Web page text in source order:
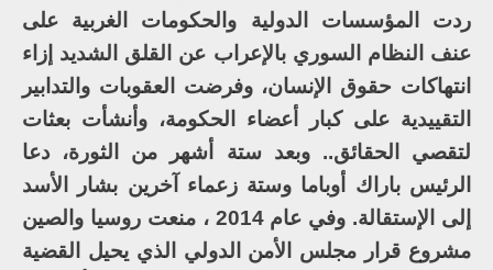
ردت المؤسسات الدولية والحكومات الغربية على
عنف النظام السوري بالإعراب عن القلق الشديد إزاء
انتهاكات حقوق الإنسان، وفرضت العقوبات والتدابير
التقييدية على كبار أعضاء الحكومة، وأنشأت بعثات
لتقصي الحقائق.. وبعد ستة أشهر من الثورة، دعا
الرئيس باراك أوباما وستة زعماء آخرين بشار الأسد
إلى الإستقالة. وفي عام 2014 ، منعت روسيا والصين
مشروع قرار مجلس الأمن الدولي الذي يحيل القضية